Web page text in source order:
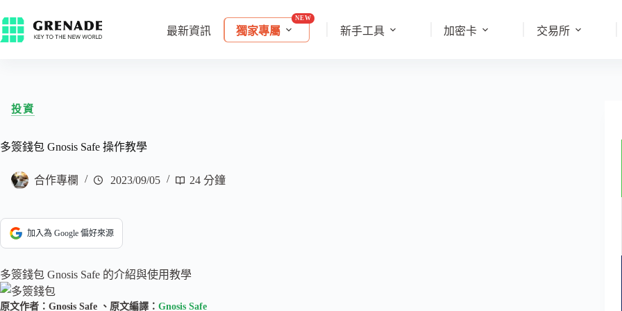
最新資訊 獨家專屬 新手工具 加密卡 交易所
投資
多簽錢包 Gnosis Safe 操作教學
合作專欄 2023/09/05 24 分鐘
加入為 Google 偏好來源
多簽錢包 Gnosis Safe 的介紹與使用教學
原文作者：Gnosis Safe 、原文編譯： Gnosis Safe